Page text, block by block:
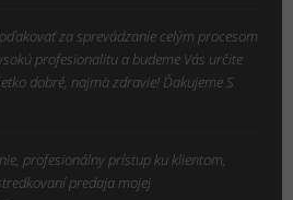
za sprevádzanie celým procesom
profesionalitu a budeme Vás určite
dobré, najmä zdravie! Ďakujeme S
profesionálny prístup ku klientom,
predaja mojej